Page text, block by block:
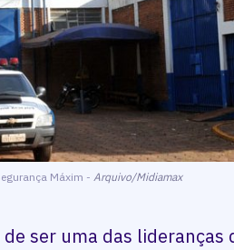
Máxim - Arquivo/Midiamax
ser uma das lideranças